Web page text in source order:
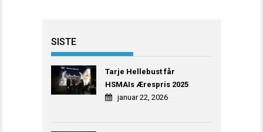
SISTE
Tarje Hellebust får
HSMAIs Ærespris 2025
januar 22, 2026